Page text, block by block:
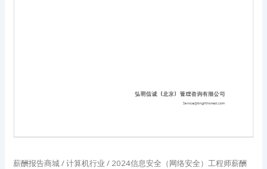
薪酬报告商城/计算机行业 / 2024信息安全（网络安全）工程师薪酬